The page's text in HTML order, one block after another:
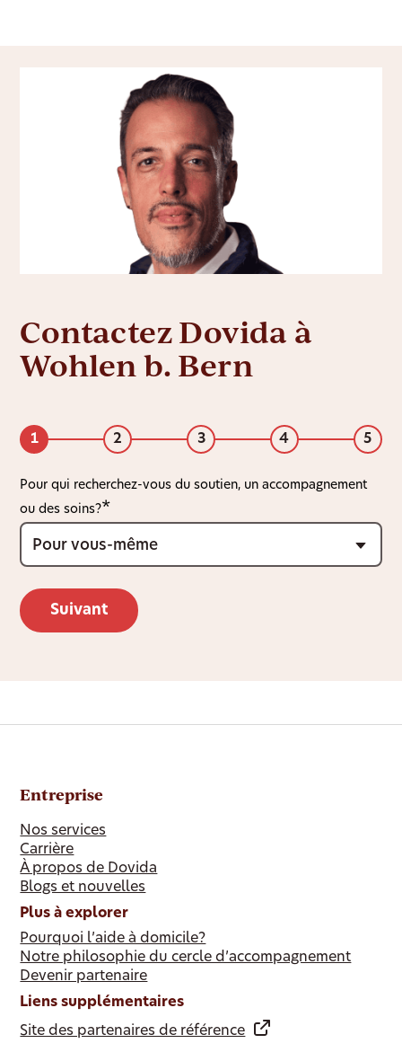
Contactez Dovida à
Wohlen b. Bern
1 2 3 4 5
Pour qui recherchez-vous du soutien, un accompagnement
ou des soins?
Entreprise
Nos services
Carrière
À propos de Dovida
Blogs et nouvelles
Plus à explorer
Pourquoi l’aide à domicile?
Notre philosophie du cercle d’accompagnement
Devenir partenaire
Liens supplémentaires
Site des partenaires de référence